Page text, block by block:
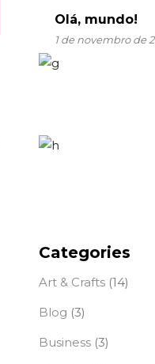
Olá, mundo!
1 de novembro de
Categories
Art & Crafts(14)
Blog (3)
Business(3)